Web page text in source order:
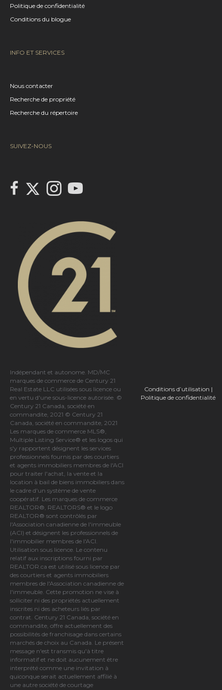
Politique de confidentialité
Conditions du blogue
INFO ET SERVICES
Nous contacter
Recherche de propriété
Recherche du répertoire
SUIVEZ-NOUS
link to Century 21 Canada's facebook page
Link to Century 21 Canada's Twitter page
Link to Century 21 Canada's Instagram page
link to Century 21 Canada's YouTube page
Indépendant et autonome. MD/MC
marques de commerce de Century 21
Real Estate LLC utilisées sous licence ou
en vertu d'une sous-licence autorisée. ©
Century 21 Canada, société en
commandite, 2021 © Century 21
Canada, société en commandite, 2021
Les marques de commerce MLS®,
Multiple Listing Service® et les logos qui
s'y rapportent désignent les services
professionnels fournis par des courtiers
et agents immobiliers membres de l'ACI
pour traiter l'achat, la vente et la
location à bail de biens immobiliers dans
le cadre d'un système de vente
coopératif. Les marques de commerce
REALTOR®, REALTORS® et le logo
REALTOR® sont contrôlés par
l'Association canadienne de l'immeuble
(ACI) et désignent les professionnels de
l'immobilier membres de l'ACI.
Utilisation sous licence. Le contenu
relatif aux inscriptions fourni par
REALTOR.ca est utilisé sous licence par
des courtiers et agents immobiliers
membres de l'Association canadienne de
l'immeuble. Cette promotion ne vise à
solliciter ni des propriétés actuellement
inscrites ni des acheteurs liés par
contrat. Century 21 Canada, société en
commandite, offre actuellement des
possibilités de franchisage dans certains
marchés de choix au Canada. Le présent
message n'est transmis qu'à titre
informatif et ne doit aucunement être
interprété comme une invitation à
quiconque serait actuellement affilié à
une autre société de courtage
Conditions d’utilisation |
Politique de confidentialité